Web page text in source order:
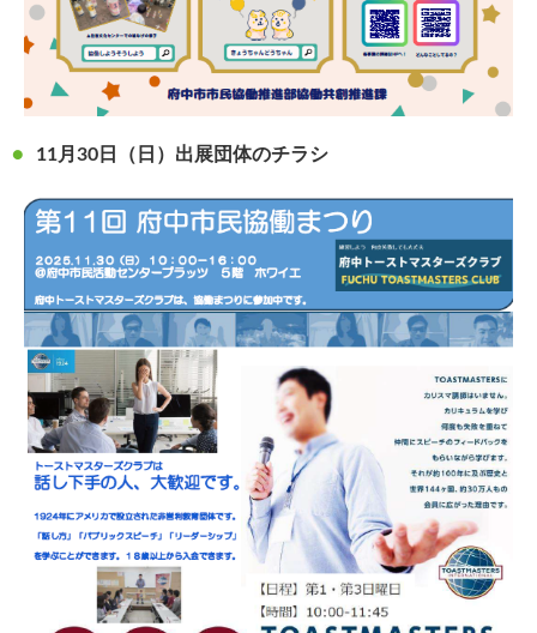
11月30日（日）出展団体のチラシ